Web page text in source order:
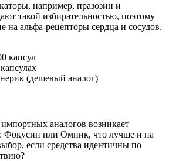
например, празозин и
такой избирательностью, поэтому
на альфа-рецепторы сердца и сосудов.
капсул
(дешевый аналог)
аналогов возникает
Фокусин или Омник, что лучше и на
если средства идентичны по